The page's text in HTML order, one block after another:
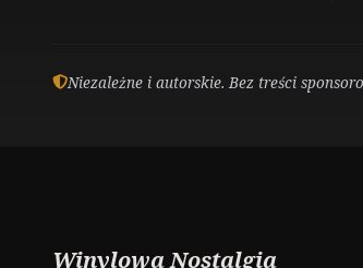
Niezależne i autorskie. Bez treści
Winylowa Nostalgia